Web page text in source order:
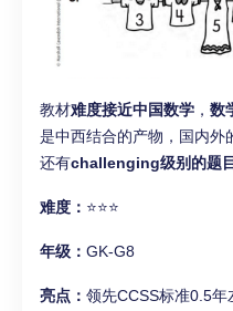
教材难度接近中国数学 ， 数
是中西结合的产物，国内外
还有challenging级别的题目
难度： ⭐⭐⭐
年级： GK-G8
亮点： 领先CCSS标准0.5